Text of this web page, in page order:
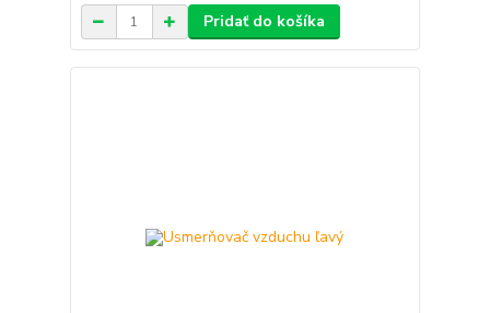
Pridať do košíka